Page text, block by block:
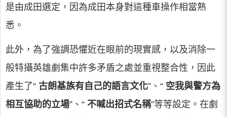
是由成田選定，因為成田本身對這種車操作相當熟
悉。
此外，為了強調恐懼近在眼前的現實感，以及消除一
般特攝英雄劇集中許多矛盾之處並重視整合性，因此
產生了“ 古朗基族有自己的語言文化”、“ 空我與警方為
相互協助的立場”、“ 不喊出招式名稱”等等設定。在劇